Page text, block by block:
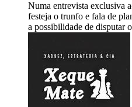
Numa entrevista exclusiva
festeja o trunfo e fala de
a possibilidade de disputar